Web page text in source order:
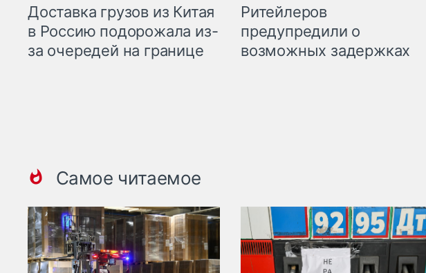
Доставка грузов из Китая
в Россию подорожала из-
за очередей на границе
Ритейлеров
предупредили о
возможных задержках
Самое читаемое